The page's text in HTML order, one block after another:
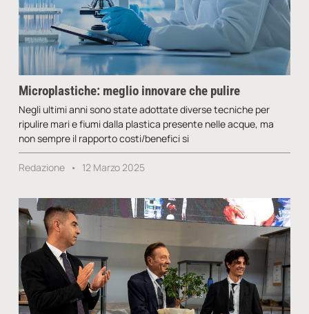
Microplastiche: meglio innovare che pulire
Negli ultimi anni sono state adottate diverse tecniche per
ripulire mari e fiumi dalla plastica presente nelle acque, ma
non sempre il rapporto costi/benefici si
Redazione 12 Marzo 2025